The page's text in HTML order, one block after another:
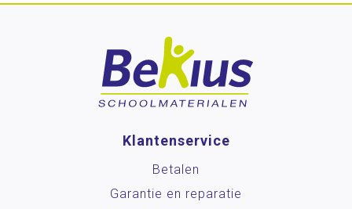
Klantenservice
Betalen
Garantie en reparatie